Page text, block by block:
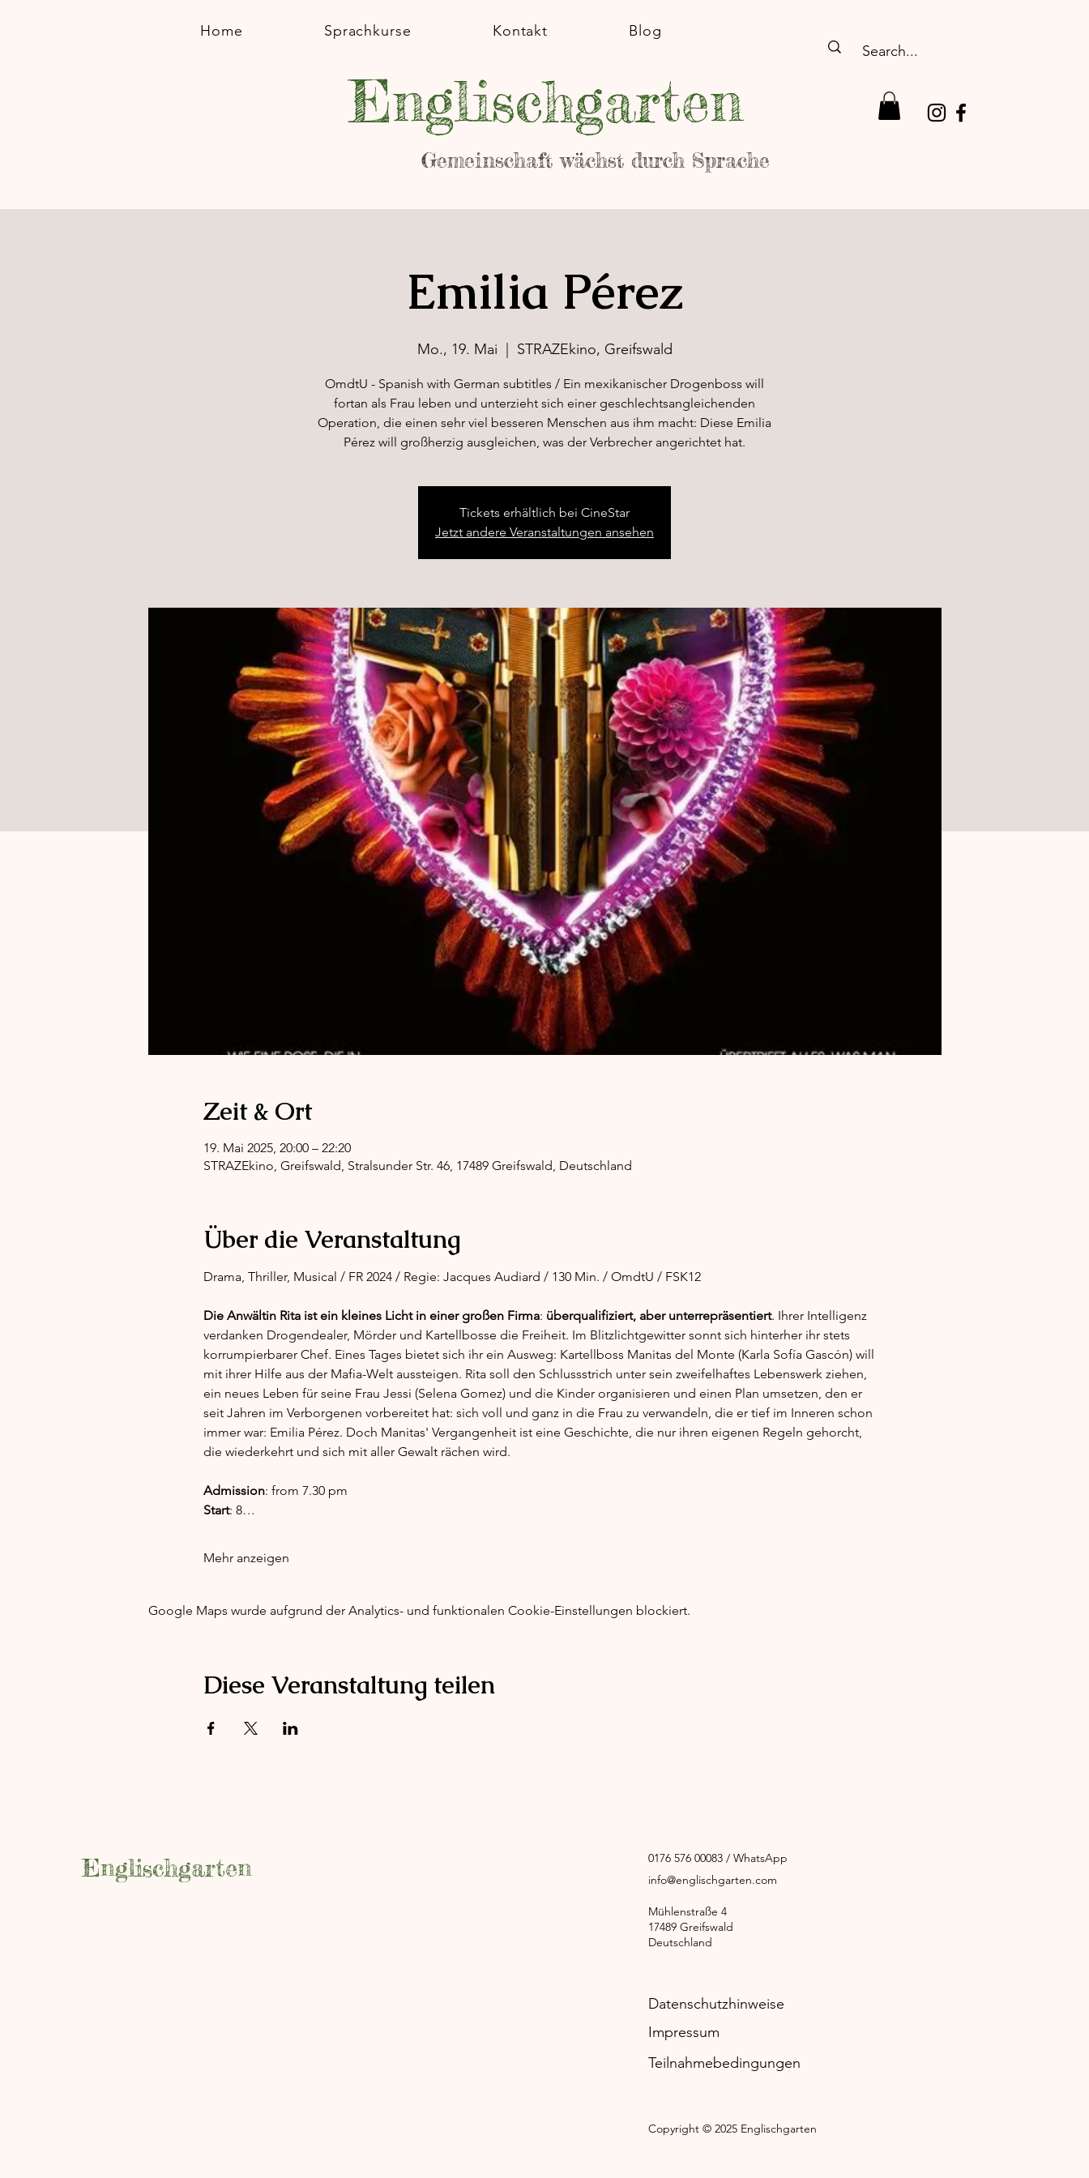
Englischgarten
Gemeinschaft wächst durch Sprache
Home Sprachkurse Kontakt Blog
Emilia Pérez
Mo., 19. Mai STRAZEkino, Greifswald
OmdtU - Spanish with German subtitles / Ein mexikanischer Drogenboss will
fortan als Frau leben und unterzieht sich einer geschlechtsangleichenden
Operation, die einen sehr viel besseren Menschen aus ihm macht: Diese Emilia
Pérez will großherzig ausgleichen, was der Verbrecher angerichtet hat.
Tickets erhältlich bei CineStar
Jetzt andere Veranstaltungen ansehen
Zeit & Ort
19. Mai 2025, 20:00 – 22:20
STRAZEkino, Greifswald, Stralsunder Str. 46, 17489 Greifswald, Deutschland
Über die Veranstaltung
Drama, Thriller, Musical / FR 2024 / Regie: Jacques Audiard / 130 Min. / OmdtU / FSK12
Die Anwältin Rita ist ein kleines Licht in einer großen Firma: überqualifiziert, aber unterrepräsentiert. Ihrer Intelligenz
verdanken Drogendealer, Mörder und Kartellbosse die Freiheit. Im Blitzlichtgewitter sonnt sich hinterher ihr stets
korrumpierbarer Chef. Eines Tages bietet sich ihr ein Ausweg: Kartellboss Manitas del Monte (Karla Sofía Gascón) will
mit ihrer Hilfe aus der Mafia-Welt aussteigen. Rita soll den Schlussstrich unter sein zweifelhaftes Lebenswerk ziehen,
ein neues Leben für seine Frau Jessi (Selena Gomez) und die Kinder organisieren und einen Plan umsetzen, den er
seit Jahren im Verborgenen vorbereitet hat: sich voll und ganz in die Frau zu verwandeln, die er tief im Inneren schon
immer war: Emilia Pérez. Doch Manitas' Vergangenheit ist eine Geschichte, die nur ihren eigenen Regeln gehorcht,
die wiederkehrt und sich mit aller Gewalt rächen wird.
Admission: from 7.30 pm
Start: 8…
Mehr anzeigen
Google Maps wurde aufgrund der Analytics- und funktionalen Cookie-Einstellungen blockiert.
Diese Veranstaltung teilen
Englischgarten
0176 576 00083 / WhatsApp
info@englischgarten.com
Mühlenstraße 4
17489 Greifswald
Deutschland
Datenschutzhinweise
Impressum
Teilnahmebedingungen
Copyright © 2025 Englischgarten